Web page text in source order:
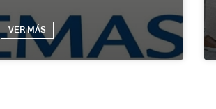
VER MÁS